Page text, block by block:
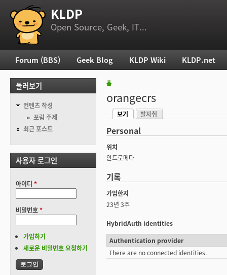
부 메뉴 KLDP
Open Source, Geek, IT...
현재 위치
홈
orangecrs
기본탭
보기
발자취
Personal
위치
안드로메다
기록
가입한지
23년 3주
HybridAuth identities
Authentication provider
There are no connected identities.
주 메뉴
Forum (BBS) Geek Blog KLDP Wiki KLDP.net
둘러보기
컨텐츠 작성
포럼 주제
최근 포스트
사용자 로그인
아이디 *
비밀번호*
가입하기
새로운 비밀번호 요청하기